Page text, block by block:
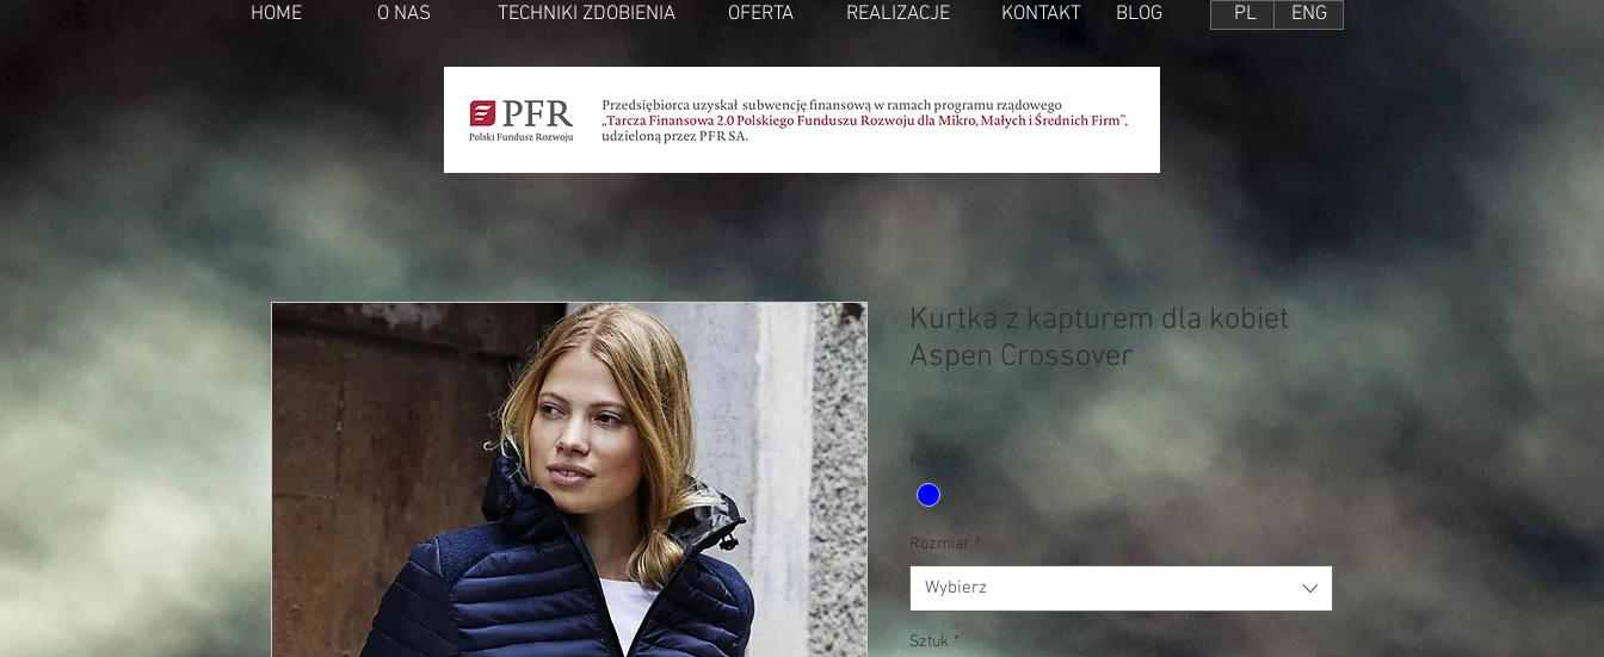
PL ENG
HOME O NAS TECHNIKI ZDOBIENIA OFERTA REALIZACJE KONTAKT BLOG
Kurtka z kapturem dla kobiet
Aspen Crossover
SKU: 41954
Kolor
Rozmiar *
Wybierz
Sztuk *